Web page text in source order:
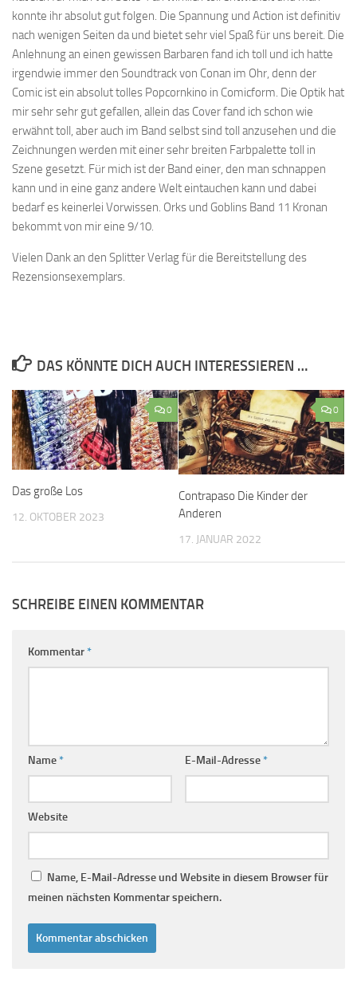
konnte ihr absolut gut folgen. Die Spannung und Action ist definitiv
nach wenigen Seiten da und bietet sehr viel Spaß für uns bereit. Die
Anlehnung an einen gewissen Barbaren fand ich toll und ich hatte
irgendwie immer den Soundtrack von Conan im Ohr, denn der
Comic ist ein absolut tolles Popcornkino in Comicform. Die Optik hat
mir sehr sehr gut gefallen, allein das Cover fand ich schon wie
erwähnt toll, aber auch im Band selbst sind toll anzusehen und die
Zeichnungen werden mit einer sehr breiten Farbpalette toll in
Szene gesetzt. Für mich ist der Band einer, den man schnappen
kann und in eine ganz andere Welt eintauchen kann und dabei
bedarf es keinerlei Vorwissen. Orks und Goblins Band 11 Kronan
bekommt von mir eine 9/10.
Vielen Dank an den Splitter Verlag für die Bereitstellung des
Rezensionsexemplars.
DAS KÖNNTE DICH AUCH INTERESSIEREN …
0
Das große Los
12. OKTOBER 2023
0
Contrapaso Die Kinder der
Anderen
17. JANUAR 2022
SCHREIBE EINEN KOMMENTAR
Kommentar*
Name* E-Mail-Adresse*
Website
Name, E-Mail-Adresse und Website in diesem Browser für
meinen nächsten Kommentar speichern.